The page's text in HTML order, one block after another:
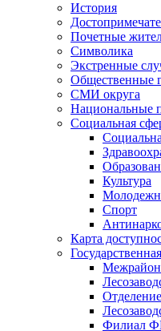
История
Почетные
Символика
Экстренные
Общественные
СМИ округа
Национальные
Социальная
Культура
Спорт
Карта
Филиал